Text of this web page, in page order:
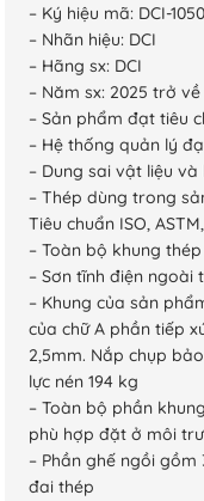
– Ký hiệu mã: DCI-1050
– Nhãn hiệu: DCI
– Hãng sx: DCI
– Năm sx: 2025 trở về
– Sản phẩm đạt tiêu
– Hệ thống quản lý
– Dung sai vật liệu và
– Thép dùng trong
Tiêu chuẩn ISO,
– Toàn bộ khung
– Sơn tĩnh điện ngoài
– Khung của sản
của chữ A phần tiếp
2,5mm. Nắp chụp
lực nén 194 kg
– Toàn bộ phần
phù hợp đặt ở môi
– Phần ghế ngồi
đai thép